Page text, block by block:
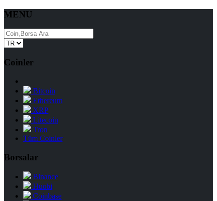
MENU
Coinler
Bitcoin
Ethereum
XRP
Litecoin
Tron
Tüm Coinler
Borsalar
Binance
Huobi
Coinbase